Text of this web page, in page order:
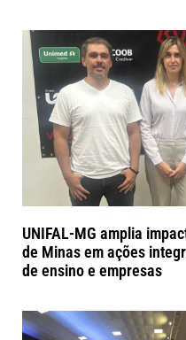
UNIFAL-MG amplia
de Minas em ações
de ensino e empresas